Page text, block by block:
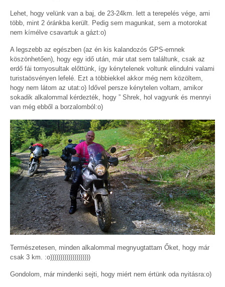
Lehet, hogy velünk van a baj, de 23-24km. lett a terepelés vége, ami
több, mint 2 óránkba került. Pedig sem magunkat, sem a motorokat
nem kímélve csavartuk a gázt:o)
A legszebb az egészben (az én kis kalandozós GPS-emnek
köszönhetően), hogy egy idő után, már utat sem találtunk, csak az
erdő fái tornyosultak előttünk, így kénytelenek voltunk elindulni valami
turistaösvényen lefelé. Ezt a többiekkel akkor még nem közöltem,
hogy nem látom az utat:o) Idővel persze kénytelen voltam, amikor
sokadik alkalommal kérdezték, hogy ” Shrek, hol vagyunk és mennyi
van még ebből a borzalomból:o)
Természetesen, minden alkalommal megnyugtattam Őket, hogy már
csak 3 km. :o))))))))))))))))))))
Gondolom, már mindenki sejti, hogy miért nem értünk oda nyitásra:o)